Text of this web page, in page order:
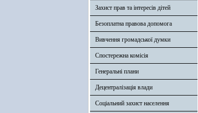
Захист прав та інтересів дітей
Безоплатна правова допомога
Вивчення громадської думки
Спостережна комісія
Генеральні плани
Децентралізація влади
Соціальний захист населення